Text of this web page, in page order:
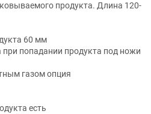
продукта. Длина 120-
60 мм
попадании продукта под ножи
газом опция
есть